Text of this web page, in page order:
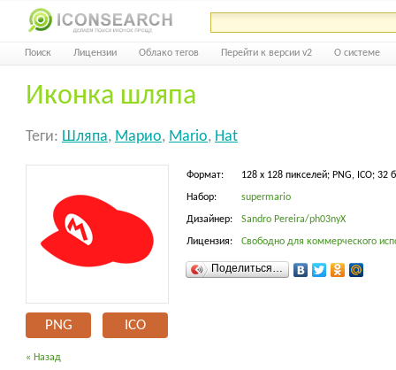
Поиск Лицензии Облако тегов Перейти к версии v2 О системе
Иконка шляпа
Теги: Шляпа, Марио, Mario, Hat
PNG ICO
Формат: 128 x 128 пикселей; PNG, ICO; 32
Набор: supermario
Дизайнер: Sandro Pereira/ph03nyX
Лицензия: Свободно для коммерческого
Поделиться…
« Назад